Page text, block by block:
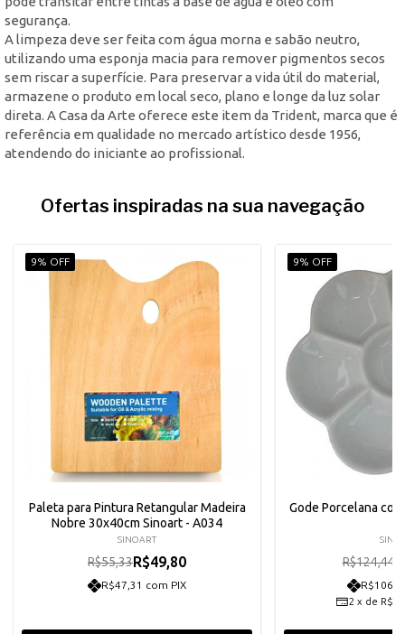
segurança.
A limpeza deve ser feita com água morna e sabão neutro,
utilizando uma esponja macia para remover pigmentos secos
sem riscar a superfície. Para preservar a vida útil do material,
armazene o produto em local seco, plano e longe da luz solar
direta. A Casa da Arte oferece este item da Trident, marca que é
referência em qualidade no mercado artístico desde 1956,
atendendo do iniciante ao profissional.
Ofertas inspiradas na sua navegação
9% OFF
Paleta para Pintura Retangular Madeira
Nobre 30x40cm Sinoart - A034
SINOART
R$55,33R$49,80
R$47,31 com PIX
9% OFF
Gode Porcelana
R$124,44
2 x de